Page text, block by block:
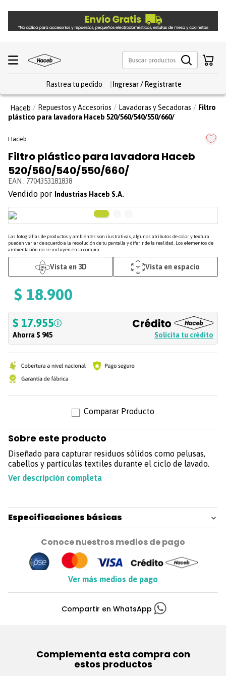
Rastrea tu pedido
Repuestos y Accesorios Lavadoras y Secadoras
Filtro
plástico para lavadora Haceb 520/560/540/550/660/
Haceb
Filtro plástico para lavadora Haceb
520/560/540/550/660/
EAN : 7704353181838
Industrias Haceb S.A.
Las fotografías de productos y ambientes son ilustrativas, algunos atributos de color y textura
pueden variar de acuerdo a la resolución de tu pantalla y diferir de la realidad. Los elementos de
ambientación no se incluyen en la compra.
Vista en 3D Vista en espacio
$ 18.900
$ 17.955
Ahorra $ 945 Solicita tu crédito
Sobre este producto
Diseñado para capturar residuos sólidos como pelusas,
cabellos y partículas textiles durante el ciclo de lavado.
Este filtro evita que dichos residuos obstruyan el sistema
de drenaje y mejora la eficiencia del lavado.
Ver descripción completa
Especificaciones básicas
Conoce nuestros medios de pago
Ver más medios de pago
Complementa esta compra con
estos productos